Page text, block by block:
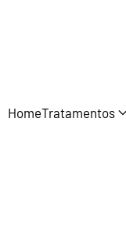
HomeTratamentos